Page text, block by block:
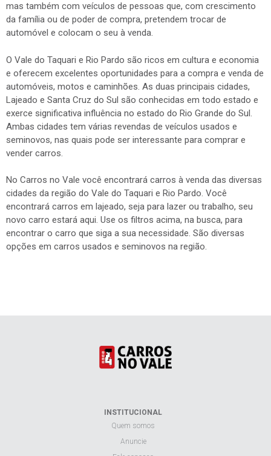
mas também com veículos de pessoas que, com crescimento
da família ou de poder de compra, pretendem trocar de
automóvel e colocam o seu à venda.
O Vale do Taquari e Rio Pardo são ricos em cultura e economia
e oferecem excelentes oportunidades para a compra e venda de
automóveis, motos e caminhões. As duas principais cidades,
Lajeado e Santa Cruz do Sul são conhecidas em todo estado e
exerce significativa influência no estado do Rio Grande do Sul.
Ambas cidades tem várias revendas de veículos usados e
seminovos, nas quais pode ser interessante para comprar e
vender carros.
No Carros no Vale você encontrará carros à venda das diversas
cidades da região do Vale do Taquari e Rio Pardo. Você
encontrará carros em lajeado, seja para lazer ou trabalho, seu
novo carro estará aqui. Use os filtros acima, na busca, para
encontrar o carro que siga a sua necessidade. São diversas
opções em carros usados e seminovos na região.
INSTITUCIONAL
Quem somos
Anuncie